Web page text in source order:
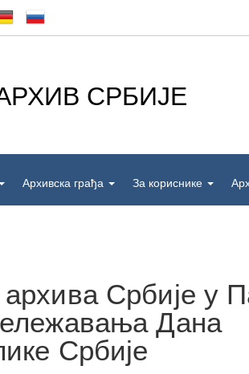
СРБИЈЕ
Архивска грађа За кориснике
Србије у
Дана
Србије